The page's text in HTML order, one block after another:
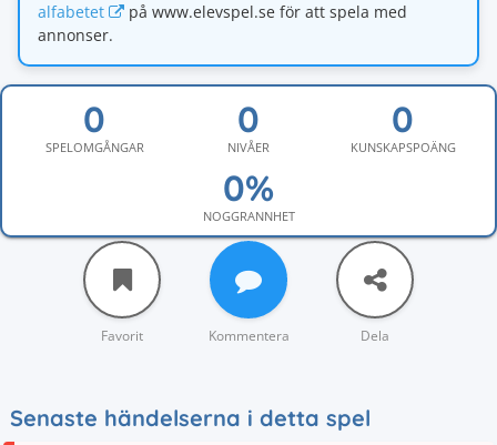
alfabetet
på www.elevspel.se för att spela med
annonser.
SPELOMGÅNGAR NIVÅER KUNSKAPSPOÄNG
NOGGRANNHET
Favorit Kommentera Dela
Senaste händelserna i detta spel